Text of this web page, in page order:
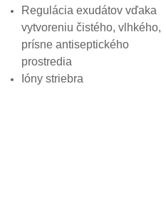
Regulácia exudátov vďaka
vytvoreniu čistého, vlhkého,
prísne antiseptického
prostredia
Ióny striebra